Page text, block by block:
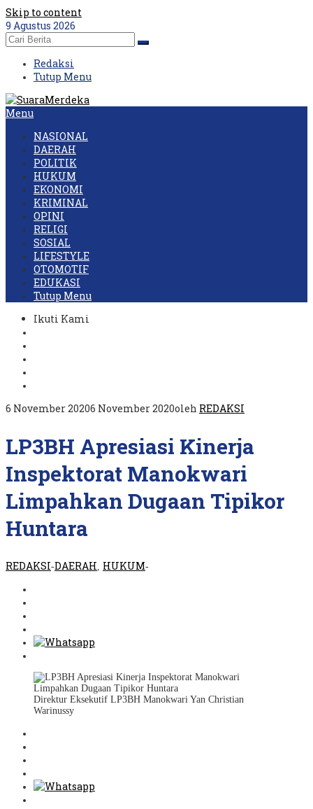
Skip to content
9 Agustus 2026
Redaksi
Tutup Menu
Menu
NASIONAL
DAERAH
POLITIK
HUKUM
EKONOMI
KRIMINAL
OPINI
RELIGI
SOSIAL
LIFESTYLE
OTOMOTIF
EDUKASI
Tutup Menu
Ikuti Kami
6 November 20206 November 2020oleh REDAKSI
LP3BH Apresiasi Kinerja
Inspektorat Manokwari
Limpahkan Dugaan Tipikor
Huntara
REDAKSI-DAERAH HUKUM-
Direktur Eksekutif LP3BH Manokwari Yan Christian
Warinussy